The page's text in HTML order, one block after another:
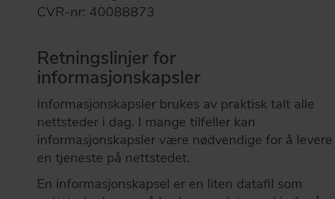
CVR-nr: 40088873
Retningslinjer for
informasjonskapsler
Informasjonskapsler brukes av praktisk talt alle
nettsteder i dag. I mange tilfeller kan
informasjonskapsler være nødvendige for å levere
en tjeneste på nettstedet.
En informasjonskapsel er en liten datafil som
Vår kunnskap og innsikt gjør oss til en konstruktiv og allsidig partner.